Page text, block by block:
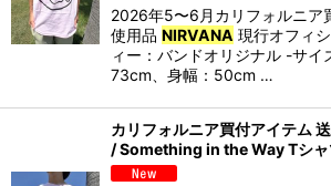
2026年5〜6月カリフォルニア
使用品 NIRVANA 現行オフィ
ィー：バンドオリジナル -サイ
73cm、身幅：50cm …
カリフォルニア買付アイテム
/ Something in the Way Tシャ